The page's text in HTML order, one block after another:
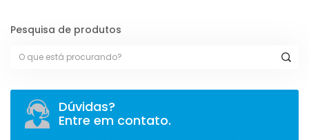
Pesquisa de produtos
Dúvidas?
Entre em contato.